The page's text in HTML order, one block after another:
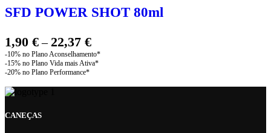
variants.
The
may
be
chosen
on
SFD POWER SHOT 80ml
1,90 € – 22,37 €Price
range:
1,90 €
CANEÇAS